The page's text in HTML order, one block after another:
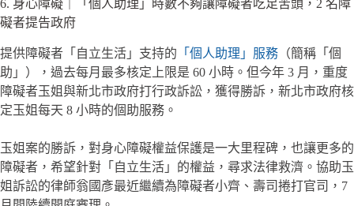
6. 身心障礙｜「個人助理」時數不夠讓障礙者吃足苦頭，2 名障
礙者提告政府
提供障礙者「自立生活」支持的 「個人助理」服務 （簡稱「個
助」），過去每月最多核定上限是 60 小時。但今年 3 月，重度
障礙者玉姐與新北市政府打行政訴訟，獲得勝訴，新北市政府核
定玉姐每天 8 小時的個助服務。
玉姐案的勝訴，對身心障礙權益保護是一大里程碑，也讓更多的
障礙者，希望針對「自立生活」的權益，尋求法律救濟。協助玉
姐訴訟的律師翁國彥最近繼續為障礙者小齊、壽司捲打官司，7